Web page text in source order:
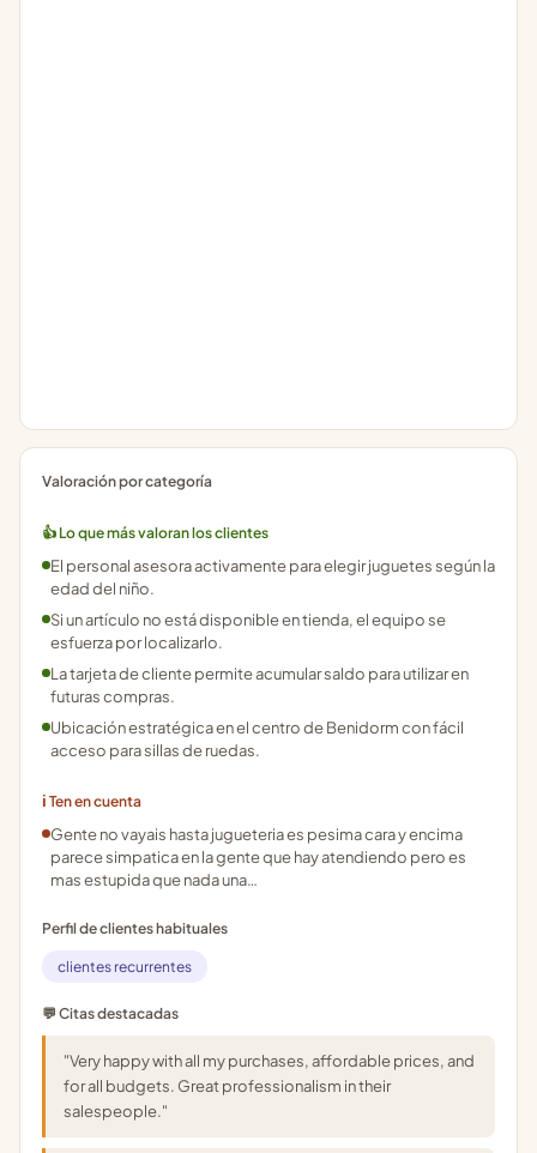
Valoración por categoría
👍 Lo que más valoran los clientes
El personal asesora activamente para elegir juguetes según la
edad del niño.
Si un artículo no está disponible en tienda, el equipo se
esfuerza por localizarlo.
La tarjeta de cliente permite acumular saldo para utilizar en
futuras compras.
Ubicación estratégica en el centro de Benidorm con fácil
acceso para sillas de ruedas.
ℹ️ Ten en cuenta
Gente no vayais hasta jugueteria es pesima cara y encima
parece simpatica en la gente que hay atendiendo pero es
mas estupida que nada una…
Perfil de clientes habituales
clientes recurrentes
💬 Citas destacadas
"Very happy with all my purchases, affordable prices, and
for all budgets. Great professionalism in their
salespeople."